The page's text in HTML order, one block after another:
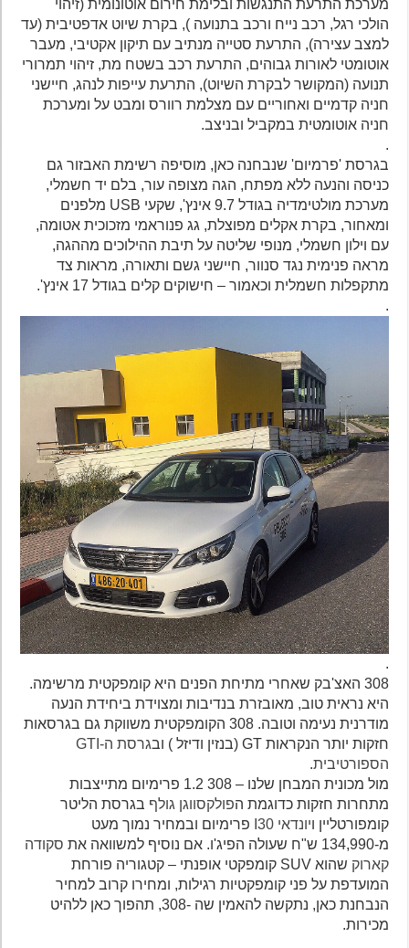
מערכת התרעת התנגשות ובלימת חירום אוטונומית (זיהוי
הולכי רגל, רכב נייח ורכב בתנועה ), בקרת שיוט אדפטיבית (עד
למצב עצירה), התרעת סטייה מנתיב עם תיקון אקטיבי, מעבר
אוטומטי לאורות גבוהים, התרעת רכב בשטח מת, זיהוי תמרורי
תנועה (המקושר לבקרת השיוט), התרעת עייפות לנהג, חיישני
חניה קדמיים ואחוריים עם מצלמת רוורס ומבט על ומערכת
חניה אוטומטית במקביל ובניצב.
בגרסת 'פרמיום' שנבחנה כאן, מוסיפה רשימת האבזור גם
כניסה והנעה ללא מפתח, הגה מצופה עור, בלם יד חשמלי,
מערכת מולטימדיה בגודל 9.7 אינץ', שקעי USB מלפנים
ומאחור, בקרת אקלים מפוצלת, גג פנוראמי מזכוכית אטומה,
עם וילון חשמלי, מנופי שליטה על תיבת ההילוכים מההגה,
מראה פנימית נגד סנוור, חיישני גשם ותאורה, מראות צד
מתקפלות חשמלית וכאמור – חישוקים קלים בגודל 17 אינץ'.
308 האצ'בק שאחרי מתיחת הפנים היא קומפקטית מרשימה.
היא נראית טוב, מאובזרת בנדיבות ומצוידת ביחידת הנעה
מודרנית נעימה וטובה. 308 הקומפקטית משווקת גם בגרסאות
חזקות יותר הנקראות GT (בנזין ודיזל ) וב
גרסת ה-GTI
הספורטיבית.
מול מכונית המבחן שלנו – 308 1.2 פרימיום מתייצבות
מתחרות חזקות כדוגמת הפולקסווגן גולףבגרסת הליטר
קומפורטליין ויונדאי I30
פרימיום ובמחיר נמוך מעט
סקודה
קארוק
שהוא SUV קומפקטי אופנתי – קטגוריה פורחת
המועדפת על פני קומפקטיות רגילות, ומחירו קרוב למחיר
הנבחנת כאן, נתקשה להאמין שה -308, תהפוך כאן ללהיט
מכירות.